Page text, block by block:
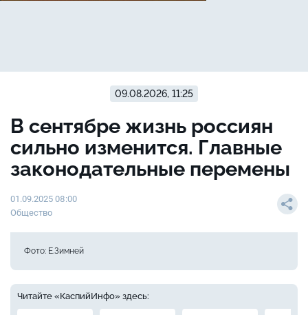
09.08.2026, 11:25
В сентябре жизнь россиян
сильно изменится. Главные
законодательные перемены
01.09.2025 08:00
Общество
Фото: Е.Зимней
Читайте «КаспийИнфо» здесь: